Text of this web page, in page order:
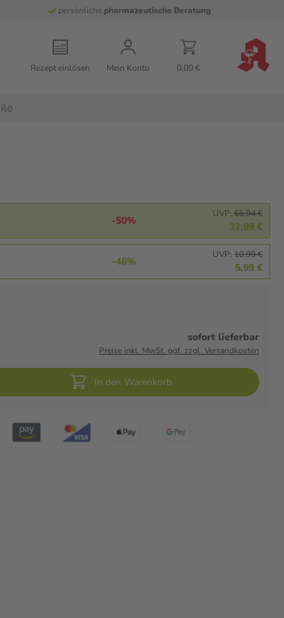
persönliche pharmazeutische Beratung
Rezept einlösen Mein Konto 0,00 €
-50%
UVP: 65,94 €
32,99 €
-46%
UVP: 10,99 €
5,99 €
sofort lieferbar
Preise inkl. MwSt. ggf. zzgl. Versandkosten
In den Warenkorb